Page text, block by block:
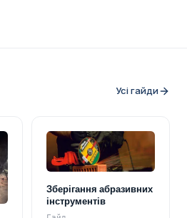
Усі гайди
Зберігання абразивних
інструментів